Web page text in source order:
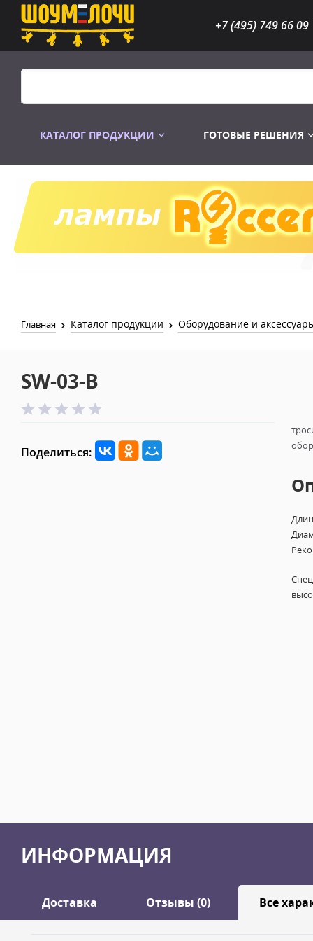
+7 (495) 749 66 09
КАТАЛОГ ПРОДУКЦИИ
Распродажа Лампы
ГОТОВЫЕ РЕШЕНИЯ
Главная Каталог продукции Оборудование и
SW-03-B
Поделиться:
ИНФОРМАЦИЯ
Доставка Отзывы (0) Все